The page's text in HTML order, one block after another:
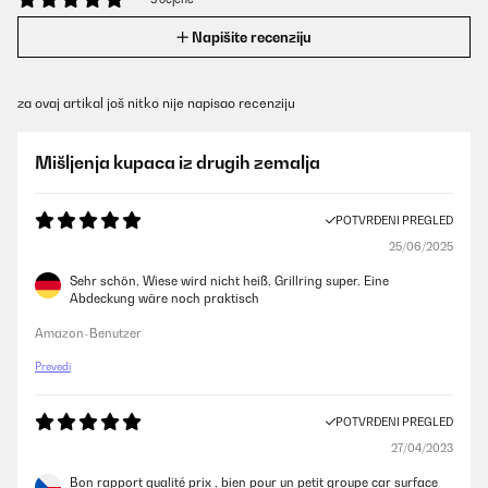
Napišite recenziju
za ovaj artikal još nitko nije napisao recenziju
Mišljenja kupaca iz drugih zemalja
POTVRĐENI PREGLED
25/06/2025
Sehr schön, Wiese wird nicht heiß, Grillring super. Eine
Abdeckung wäre noch praktisch
Amazon-Benutzer
Prevedi
POTVRĐENI PREGLED
27/04/2023
Bon rapport qualité prix , bien pour un petit groupe car surface